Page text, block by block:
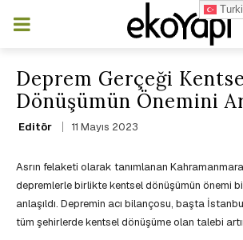
Deprem Gerçeği
Dönüşümün Önemini
Editör 11 Mayıs 2023
Asrın felaketi olarak tanımlanan
depremlerle birlikte kentsel dönüşümün önemi
anlaşıldı. Depremin acı bilançosu, başta
tüm şehirlerde kentsel dönüşüme olan talebi